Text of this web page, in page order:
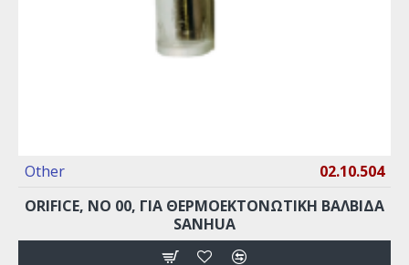
Other
02.10.504
ORIFICE, ΝO 00, ΓΙΑ ΘΕΡΜΟΕΚΤΟΝΩΤΙΚΉ ΒΑΛΒΊΔΑ
SANHUA